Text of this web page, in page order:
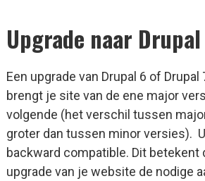
Upgrade naar
Een upgrade van Drupal 6 of Drupal
brengt je site van de ene major
volgende (het verschil tussen
groter dan tussen minor versies).
backward compatible. Dit betekent
upgrade van je website de nodige